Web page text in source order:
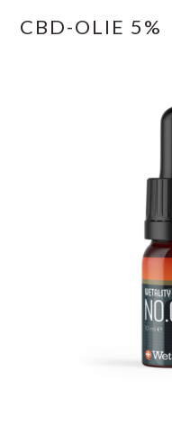
CBD-OLIE 5%